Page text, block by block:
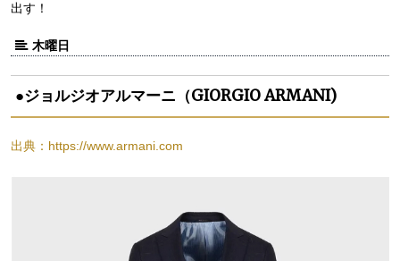
出す！
木曜日
●ジョルジオアルマーニ（GIORGIO ARMANI)
出典：https://www.armani.com